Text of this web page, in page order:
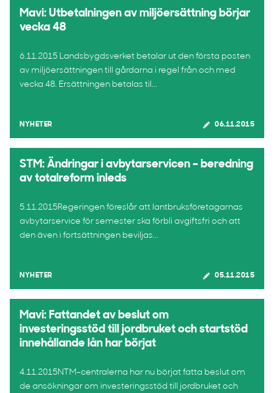
Mavi: Utbetalningen av miljöersättning börjar
vecka 48
6.11.2015 Landsbygdsverket betalar ut den första posten
av miljöersättningen till gårdarna i regel från och med
vecka 48. Ersättningen betalas til...
NYHETER 06.11.2015
STM: Ändringar i avbytarservicen – beredning
av totalreform inleds
5.11.2015Regeringen föreslår att lantbruksföretagarnas
avbytarservice för semester ska förbli avgiftsfri och att
den även i fortsättningen beviljas...
NYHETER 05.11.2015
Mavi: Fattandet av beslut om
investeringsstöd till jordbruket och startstöd
innehållande lån har börjat
4.11.2015NTM-centralerna har nu börjat fatta beslut om
de ansökningar om investeringsstöd till jordbruket och